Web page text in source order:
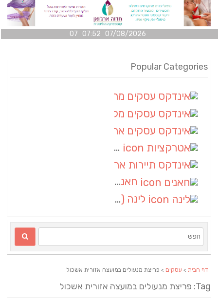
07/08/2026 07:52 07
Popular Categories
אטרקציות
חאנים
לינה (1)
דף הבית > עסקים > פריצת מנעולים במועצה אזורית אשכול
Tag: פריצת מנעולים במועצה אזורית אשכול